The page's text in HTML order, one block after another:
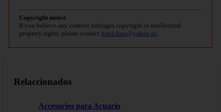
Copyright notice
If you believe any content infringes copyright or intellectual
property rights, please contact bitelchux@yahoo.es
Relaccionados
Accesorios para Acuario